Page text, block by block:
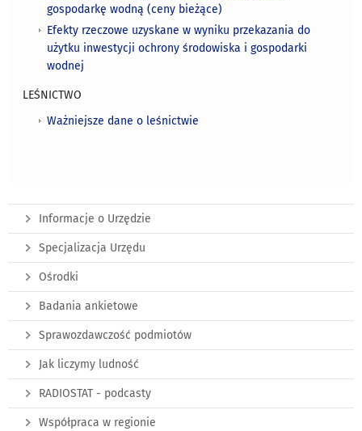
gospodarkę wodną (ceny bieżące)
Efekty rzeczowe uzyskane w wyniku przekazania do
użytku inwestycji ochrony środowiska i gospodarki
wodnej
LEŚNICTWO
Ważniejsze dane o leśnictwie
Informacje o Urzędzie
Specjalizacja Urzędu
Ośrodki
Badania ankietowe
Sprawozdawczość podmiotów
Jak liczymy ludność
RADIOSTAT - podcasty
Współpraca w regionie